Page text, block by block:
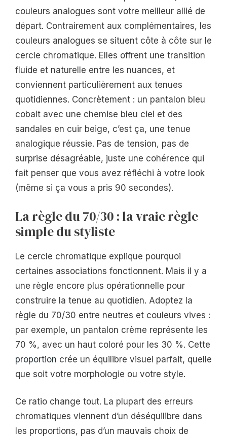
couleurs analogues sont votre meilleur allié de
départ. Contrairement aux complémentaires, les
couleurs analogues se situent côte à côte sur le
cercle chromatique. Elles offrent une transition
fluide et naturelle entre les nuances, et
conviennent particulièrement aux tenues
quotidiennes. Concrètement : un pantalon bleu
cobalt avec une chemise bleu ciel et des
sandales en cuir beige, c’est ça, une tenue
analogique réussie. Pas de tension, pas de
surprise désagréable, juste une cohérence qui
fait penser que vous avez réfléchi à votre look
(même si ça vous a pris 90 secondes).
La règle du 70/30 : la vraie règle
simple du styliste
Le cercle chromatique explique pourquoi
certaines associations fonctionnent. Mais il y a
une règle encore plus opérationnelle pour
construire la tenue au quotidien. Adoptez la
règle du 70/30 entre neutres et couleurs vives :
par exemple, un pantalon crème représente les
70 %, avec un haut coloré pour les 30 %. Cette
proportion crée un équilibre visuel parfait, quelle
que soit votre morphologie ou votre style.
Ce ratio change tout. La plupart des erreurs
chromatiques viennent d’un déséquilibre dans
les proportions, pas d’un mauvais choix de